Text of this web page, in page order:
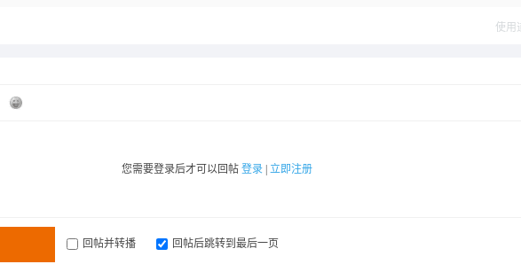
使用
您需要登录后才可以回帖 登录 立即注册
回帖并转播 回帖后跳转到最后一页